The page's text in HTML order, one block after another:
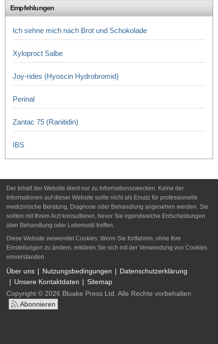
Empfehlungen
Ich sehne mich nach Brot und Schokolade
Xyloproct Salbe
Joy-rides (Hyoscin Hydrobromid)
Perinal
Zantac 75 (Ranitidin)
IBS
Der Inhalt der Website dient nur zu Informationszwecken. Keine der
Informationen auf dieser Website sollte nicht als Ersatz für professionelle
medizinische Beratung, Diagnose oder Behandlung angesehen werden. Sie
sollten mit Ihrem Arzt konsultieren, bevor Sie irgendwelche Entscheidungen
über Behandlung oder Lebensstil treffen.
Diese Website verwendet Cookies. Wenn Sie fortfahren, ohne Ihre
Einstellungen zu ändern, erklären Sie sich mit der Verwendung von Cookies
einverstanden.
Über uns Nutzungsbedingungen
Datenschutzerklärung
Unsere Kontaktdaten
Sitemap
Copyright © 2026 Bluake Press Ltd. Alle Rechte vorbehalten
Abonnieren